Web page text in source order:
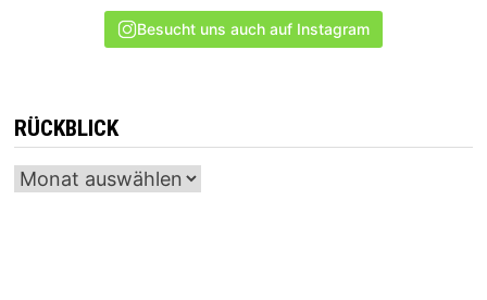
Besucht uns auch auf Instagram
RÜCKBLICK
Archiv